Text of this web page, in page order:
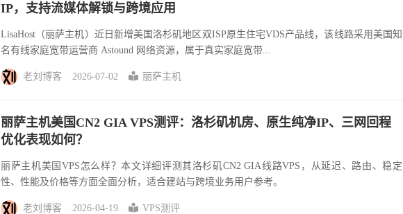
IP，支持流媒体解锁与跨境应用
LisaHost（丽萨主机）近日新增美国洛杉矶地区双ISP原生住宅VDS产品线，该线路采用美国知
名有线家庭宽带运营商 Astound 网络资源，属于真实家庭宽带...
老刘博客 2026-07-02 丽萨主机
丽萨主机美国CN2 GIA VPS测评：洛杉矶机房、原生纯净IP、三网回程
优化表现如何？
丽萨主机美国VPS怎么样？本文详细评测其洛杉矶CN2 GIA线路VPS，从延迟、路由、稳定
性、性能及价格等方面全面分析，适合建站与跨境业务用户参考。
老刘博客 2026-04-19 VPS测评